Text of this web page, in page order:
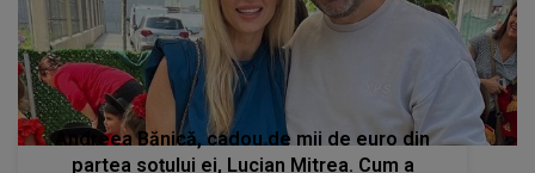
Andreea Bănică, cadou de mii de euro din
partea soțului ei, Lucian Mitrea. Cum a